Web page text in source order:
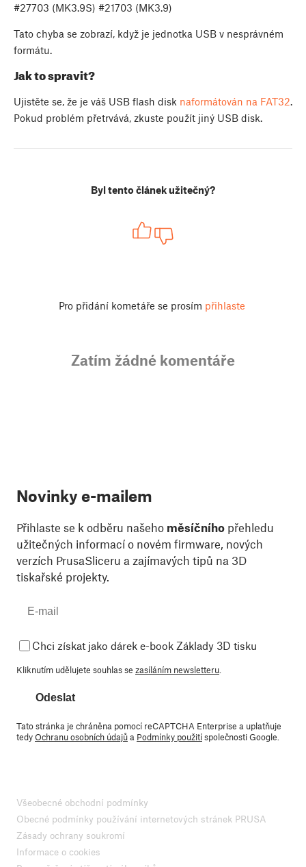
#27703 (MK3.9S) #21703 (MK3.9)
Tato chyba se zobrazí, když je jednotka USB v nesprávném
formátu.
Jak to spravit?
Ujistěte se, že je váš USB flash disk naformátován na FAT32.
Pokud problém přetrvává, zkuste použít jiný USB disk.
Byl tento článek užitečný?
Pro přidání kometáře se prosím přihlaste
Zatím žádné komentáře
Novinky e-mailem
Přihlaste se k odběru našeho měsíčního přehledu
užitečných informací o novém firmware, nových
verzích PrusaSliceru a zajímavých tipů na 3D
tiskařské projekty.
Chci získat jako dárek e-book Základy 3D tisku
Kliknutím udělujete souhlas se zasíláním newsletteru
Odeslat
Tato stránka je chráněna pomocí reCAPTCHA Enterprise a uplatňuje
tedyOchranu osobních údajůa Podmínky použitíspolečnosti Google.
Všeobecné obchodní podmínky
Obecné podmínky používání internetových stránek PRUSA
Zásady ochrany soukromí
Informace o cookies